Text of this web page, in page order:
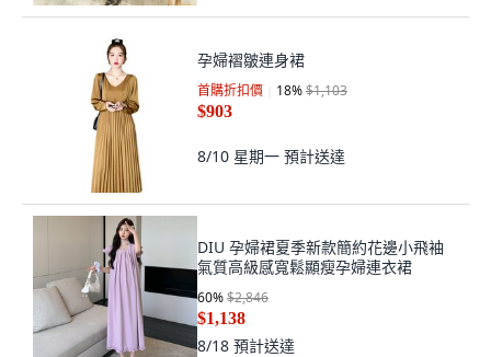
孕婦褶皺連身裙
首購折扣價 18%$1,103
$903
8/10 星期一 預計送達
DIU 孕婦裙夏季新款簡約花邊小飛袖
氣質高級感寬鬆顯瘦孕婦連衣裙
60%$2,846
$1,138
8/18 預計送達